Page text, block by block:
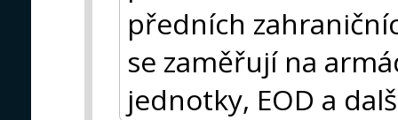
předních
se zaměřují na
jednotky, EOD a